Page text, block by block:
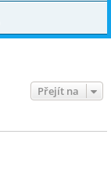
Přejít na